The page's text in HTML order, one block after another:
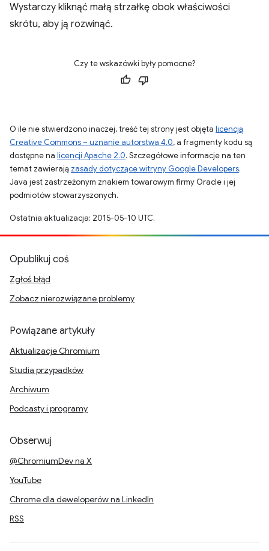
Wystarczy kliknąć małą strzałkę obok właściwości
skrótu, aby ją rozwinąć.
Czy te wskazówki były pomocne?
O ile nie stwierdzono inaczej, treść tej strony jest objęta licencją
Creative Commons – uznanie autorstwa 4.0, a fragmenty kodu są
dostępne na licencji Apache 2.0. Szczegółowe informacje na ten
temat zawierają zasady dotyczące witryny Google Developers.
Java jest zastrzeżonym znakiem towarowym firmy Oracle i jej
podmiotów stowarzyszonych.
Ostatnia aktualizacja: 2015-05-10 UTC.
Opublikuj coś
Zgłoś błąd
Zobacz nierozwiązane problemy
Powiązane artykuły
Aktualizacje Chromium
Studia przypadków
Archiwum
Podcasty i programy
Obserwuj
@ChromiumDev na X
YouTube
Chrome dla deweloperów na LinkedIn
RSS